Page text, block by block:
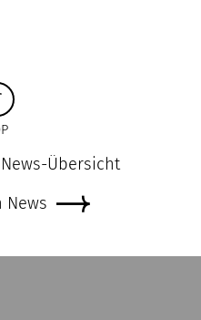
Übersicht
News